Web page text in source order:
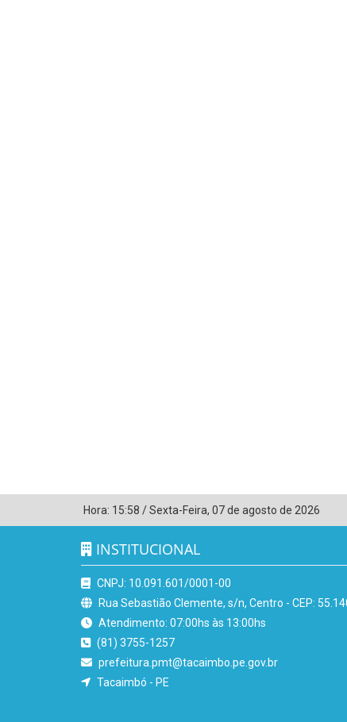
Hora: 15:58 /Sexta-Feira, 07 de agosto de 2026
INSTITUCIONAL
CNPJ: 10.091.601/0001-00
Rua Sebastião Clemente, s/n, Centro - CEP:
Atendimento: 07:00hs às 13:00hs
(81) 3755-1257
prefeitura.pmt@tacaimbo.pe.gov.br
Tacaimbó - PE